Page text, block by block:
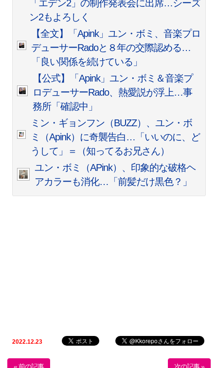
「エデン2」の制作発表会に出席…シーズ
ン2もよろしく
【全文】「Apink」ユン・ボミ、音楽プロ
デューサーRadoと８年の交際認める…
「良い関係を続けている」
【公式】「Apink」ユン・ボミ＆音楽プ
ロデューサーRado、熱愛説が浮上…事
務所「確認中」
ミン・ギョンフン（BUZZ）、ユン・ボ
ミ（Apink）に奇襲告白…「いいのに、ど
うして」＝（知ってるお兄さん）
ユン・ボミ（APink）、印象的な破格ヘ
アカラーも消化…「前髪だけ黒色？」
2022.12.23